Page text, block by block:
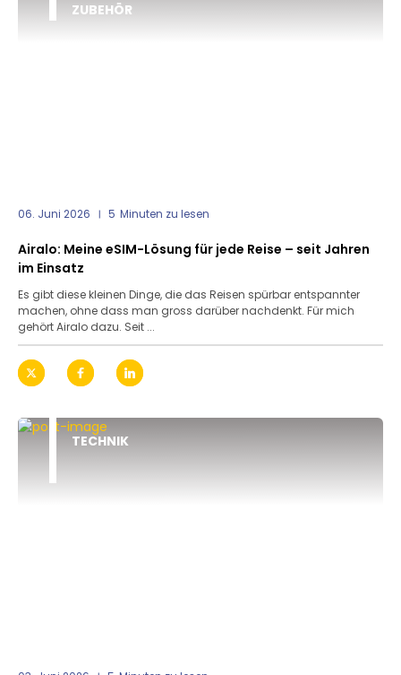
ZUBEHÖR
06. Juni 2026 5 Minuten zu lesen
Airalo: Meine eSIM-Lösung für jede Reise – seit Jahren
im Einsatz
Es gibt diese kleinen Dinge, die das Reisen spürbar entspannter
machen, ohne dass man gross darüber nachdenkt. Für mich
gehört Airalo dazu. Seit ...
TECHNIK